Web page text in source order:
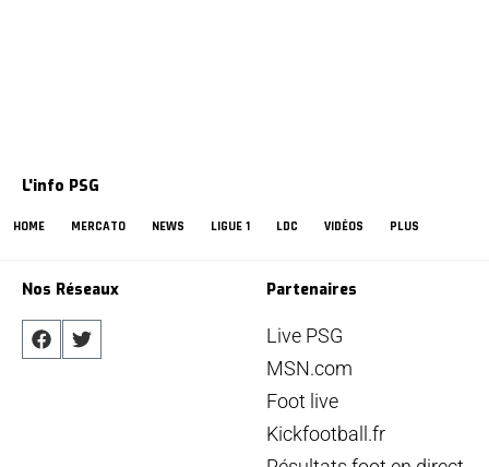
L'info PSG
HOME MERCATO NEWS LIGUE 1 LDC VIDÉOS PLUS
Nos Réseaux Partenaires
Live PSG
MSN.com
Foot live
Kickfootball.fr